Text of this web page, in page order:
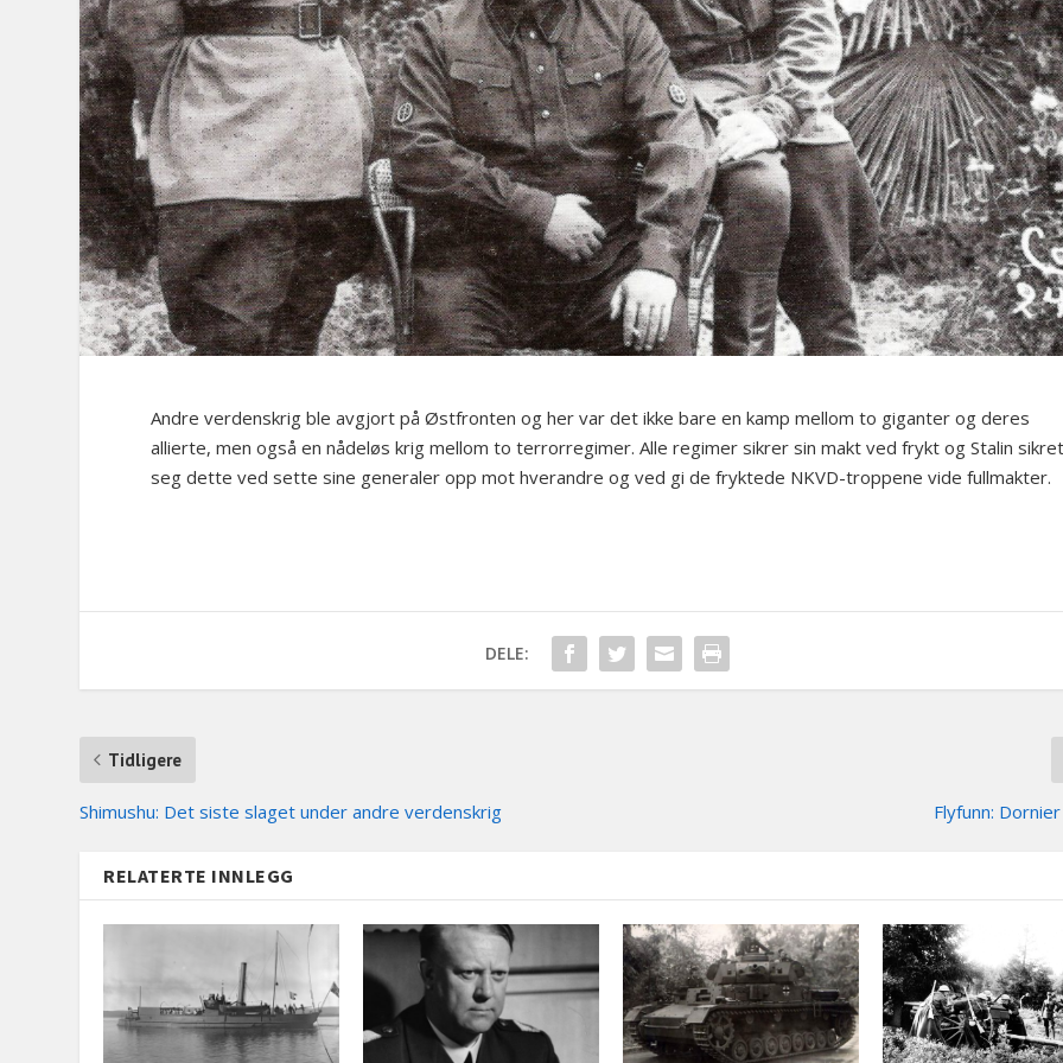
Andre verdenskrig ble avgjort på Østfronten og her var det ikke bare en kamp mellom to giganter og deres
allierte, men også en nådeløs krig mellom to terrorregimer. Alle regimer sikrer sin makt ved frykt og Stalin
seg dette ved sette sine generaler opp mot hverandre og ved gi de fryktede NKVD-troppene vide fullmakter.
DELE:
Tidligere
Shimushu: Det siste slaget under andre verdenskrig Flyfunn:
RELATERTE INNLEGG